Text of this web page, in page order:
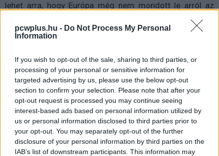
pcwplus.hu - Do Not Process My Personal
Information
If you wish to opt-out of the sale, sharing to third parties, or
processing of your personal or sensitive information for
targeted advertising by us, please use the below opt-out
section to confirm your selection. Please note that after your
opt-out request is processed you may continue seeing
interest-based ads based on personal information utilized by
us or personal information disclosed to third parties prior to
your opt-out. You may separately opt-out of the further
disclosure of your personal information by third parties on the
IAB’s list of downstream participants. This information may
lehet arra, hogy Európa még nem mondott le arról az
ambíciójáról, hogy a globális chipipar meghatározó
szereplőjévé váljon.
Pulzusméréssel segíti a biztonságos mozgást az új
balatoni kardioösvény (X)
4 és egy 8 km-es egészségügyi tanösvény nyílt
Balatonalmádiban.
Címkék: #európai unió #infineon
#félvezetőgyár